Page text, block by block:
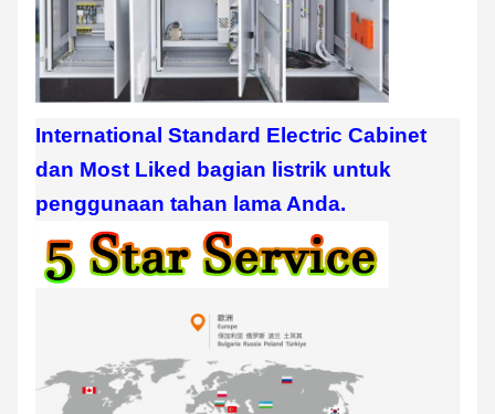
International Standard Electric Cabinet
dan Most Liked bagian listrik untuk
penggunaan tahan lama Anda.